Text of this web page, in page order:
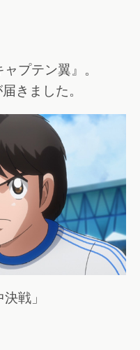
プテン翼』。
きました。
戦」